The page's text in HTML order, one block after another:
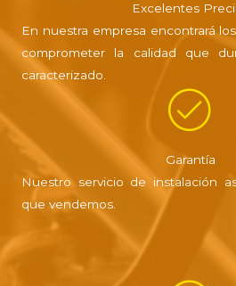
Excelentes
En nuestra empresa encontrará
comprometer la calidad que
caracterizado.
Garantía
Nuestro servicio de instalación
que vendemos.